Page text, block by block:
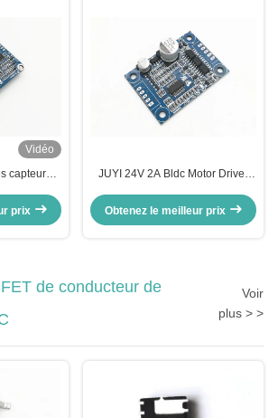
Vidéo
capteur
de carte
prix
JUYI 24V 2A Bldc Motor Driver
vitesse variable avec capteur de
Obtenez le meilleur prix
de conducteur de
Voir
plus > >